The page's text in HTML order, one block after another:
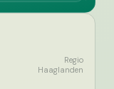
Regio
Haaglanden